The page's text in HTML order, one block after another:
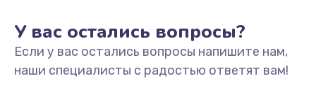
У вас остались вопросы?
Если у вас остались вопросы напишите нам,
наши специалисты с радостью ответят вам!